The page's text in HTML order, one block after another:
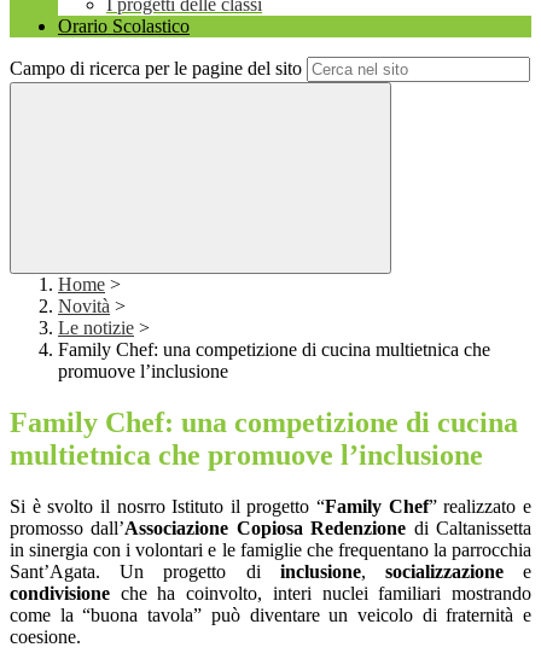
I progetti delle classi
Orario Scolastico
Campo di ricerca per le pagine del sito
Home >
Novità >
Le notizie >
Family Chef: una competizione di cucina multietnica che
promuove l’inclusione
Family Chef: una competizione di cucina
multietnica che promuove l’inclusione
Si è svolto il nosrro Istituto il progetto “Family Chef” realizzato e
promosso dall’Associazione Copiosa Redenzione di Caltanissetta
in sinergia con i volontari e le famiglie che frequentano la parrocchia
Sant’Agata.Un progetto di inclusione, socializzazionee
condivisione che ha coinvolto, interi nuclei familiari mostrando
come la “buona tavola” può diventare un veicolo di fraternità e
coesione.